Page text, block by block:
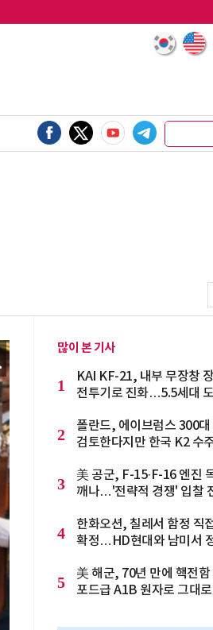
많이 본 기사
1
KAI KF-21, 내부 무장창
전투기로 진화…5.5세대
2
폴란드, 에이브럼스 300대
검토한다지만 한국 K2 수
3
美 공군, F-15·F-16 엔진
깨나…'전략적 경쟁' 입찰
4
한화오션, 칠레서 함정 직
확정…HD현대와 남미서
5
美 해군, 70년 만에 핵전
포드급 A1B 원자로 그대